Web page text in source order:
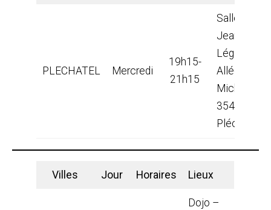
PLECHATEL Mercredi
19h15-
21h15
Salle
Jean
Légaux –
Allée St
Michel –
35470
Pléchâtel
Villes Jour Horaires Lieux
Dojo –